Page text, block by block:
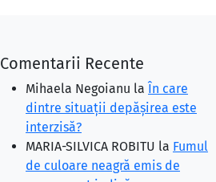
Comentarii Recente
Mihaela Negoianu la În care
dintre situaţii depăşirea este
interzisă?
MARIA-SILVICA ROBITU la Fumul
de culoare neagră emis de